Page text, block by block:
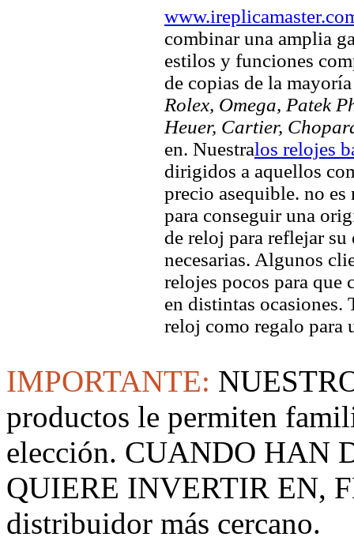
combinar una amplia
estilos y funciones
de copias de la
Rolex, Omega, Patek
Heuer, Cartier,
en. Nuestralos relojes
dirigidos a aquellos
precio asequible. no
para conseguir una
de reloj para reflejar
necesarias. Algunos
relojes pocos para que
en distintas ocasiones.
reloj como regalo para
IMPORTANTE:
productos le permiten
elección. CUANDO HAN
QUIERE INVERTIR EN,
distribuidor más cercano.